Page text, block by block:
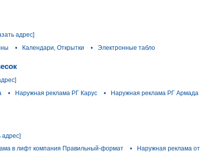
адрес]
• Календари, Открытки • Электронные табло
• Наружная реклама РГ Карус •
Наружная реклама РГ Армада
адрес]
в лифт компания Правильный-формат •
Наружная реклама от